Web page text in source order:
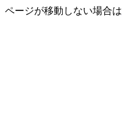
ページが移動しない場合は